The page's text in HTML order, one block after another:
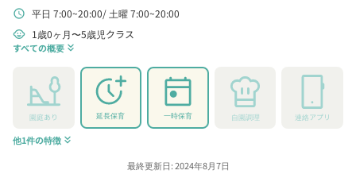
schedule 平日 7:00~20:00 土曜 7:00~20:00
child_care 1歳0ヶ月〜5歳児クラス
すべての概要 keyboard_double_arrow_down
園庭あり 延長保育 一時保育 自園調理 連絡アプリ
他1件の特徴 keyboard_double_arrow_down
最終更新日: 2024年8月7日